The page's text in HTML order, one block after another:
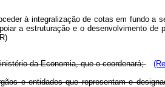
à integralização de cotas em fundo a
a estruturação e o desenvolvimento de
da Economia, que o coordenará;
e entidades que representam e